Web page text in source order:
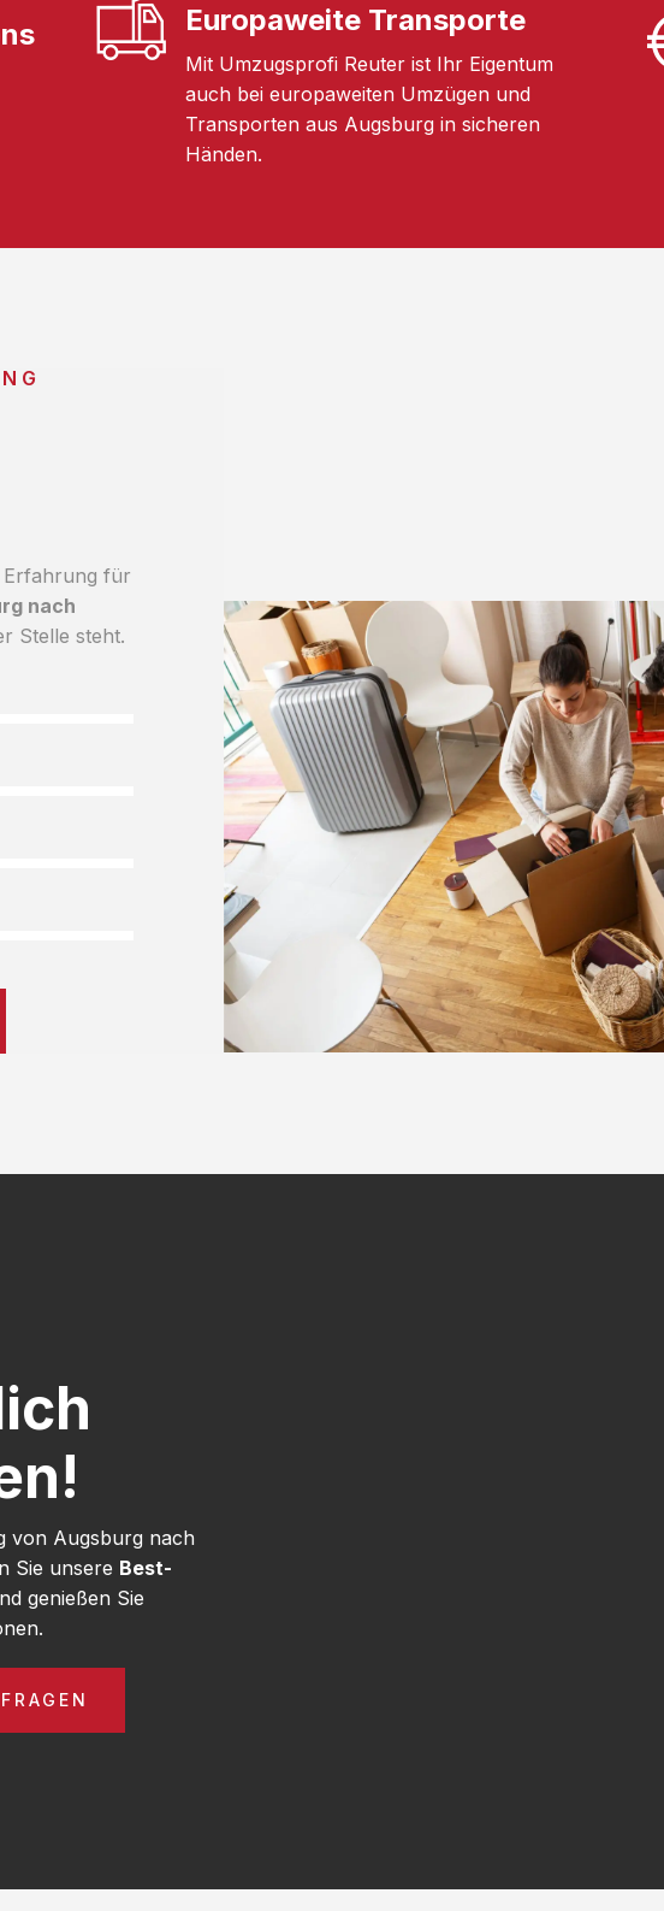
Europaweite Transporte
Mit Umzugsprofi Reuter ist Ihr Eigentum
auch bei europaweiten Umzügen und
Transporten aus Augsburg in sicheren
Händen.
Erfahrung für
nach
Stelle steht.
von Augsburg nach
Sie unsere Best-
genießen Sie